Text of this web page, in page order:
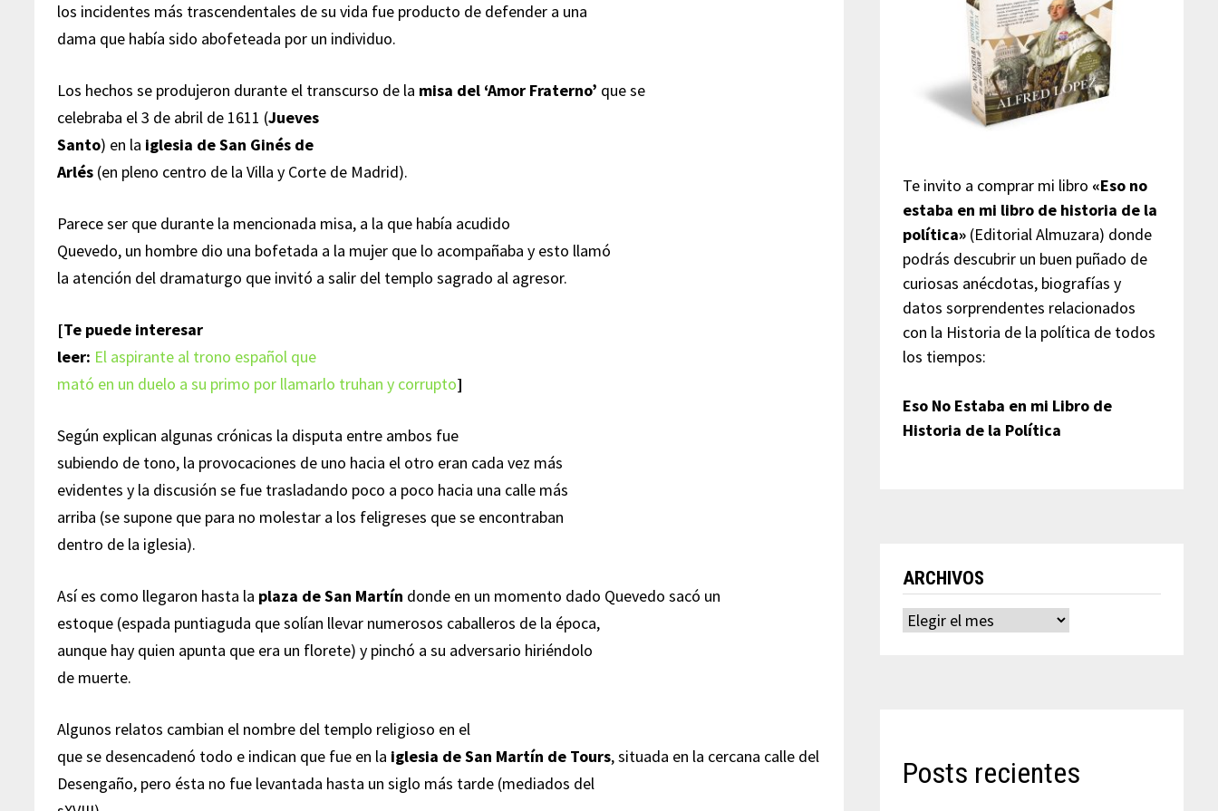
los incidentes más trascendentales de su vida fue producto de defender a una
dama que había sido abofeteada por un individuo.
Los hechos se produjeron durante el transcurso de la misa del ‘Amor Fraterno’ que se
celebraba el 3 de abril de 1611 (Jueves
Santo) en la iglesia de San Ginés de
Arlés (en pleno centro de la Villa y Corte de Madrid).
Parece ser que durante la mencionada misa, a la que había acudido
Quevedo, un hombre dio una bofetada a la mujer que lo acompañaba y esto llamó
la atención del dramaturgo que invitó a salir del templo sagrado al agresor.
[Te puede interesar
leer: El aspirante al trono español que
mató en un duelo a su primo por llamarlo truhan y corrupto]
Según explican algunas crónicas la disputa entre ambos fue
subiendo de tono, la provocaciones de uno hacia el otro eran cada vez más
evidentes y la discusión se fue trasladando poco a poco hacia una calle más
arriba (se supone que para no molestar a los feligreses que se encontraban
dentro de la iglesia).
Así es como llegaron hasta la plaza de San Martín donde en un momento dado Quevedo sacó un
estoque (espada puntiaguda que solían llevar numerosos caballeros de la época,
aunque hay quien apunta que era un florete) y pinchó a su adversario hiriéndolo
de muerte.
Algunos relatos cambian el nombre del templo religioso en el
que se desencadenó todo e indican que fue en la iglesia de San Martín de Tours, situada en la cercana calle del
Desengaño, pero ésta no fue levantada hasta un siglo más tarde (mediados del
Te invito a comprar mi libro «Eso no
estaba en mi libro de historia de la
política»(Editorial Almuzara) donde
podrás descubrir un buen puñado de
curiosas anécdotas, biografías y
datos sorprendentes relacionados
con la Historia de la política de todos
los tiempos:
Eso No Estaba en mi Libro de
Historia de la Política
ARCHIVOS
Archivos
Posts recientes